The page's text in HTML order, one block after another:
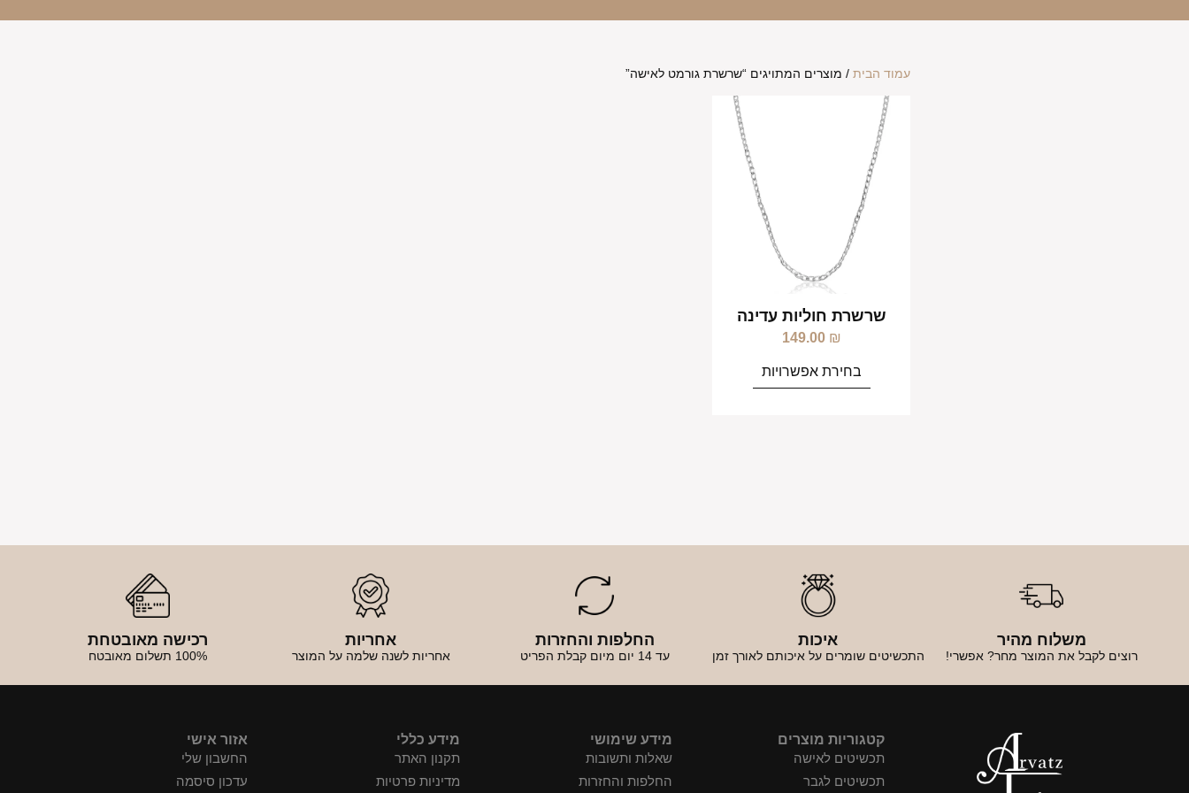
עמוד הבית/ מוצרים המתויגים “שרשרת גורמט לאישה”
שרשרת חוליות עדינה
149.00 ₪
בחירת אפשרויות
משלוח מהיר
רוצים לקבל את המוצר מחר? אפשרי!
איכות
התכשיטים שומרים על איכותם לאורך זמן
החלפות והחזרות
עד 14 יום מיום קבלת הפריט
אחריות
אחריות לשנה שלמה על המוצר
רכישה מאובטחת
100% תשלום מאובטח
קטגוריות מוצרים
תכשיטים לאישה
תכשיטים לגבר
מידע שימושי
שאלות ותשובות
החלפות והחזרות
מידע כללי
תקנון האתר
מדיניות פרטיות
אזור אישי
החשבון שלי
עדכון סיסמה